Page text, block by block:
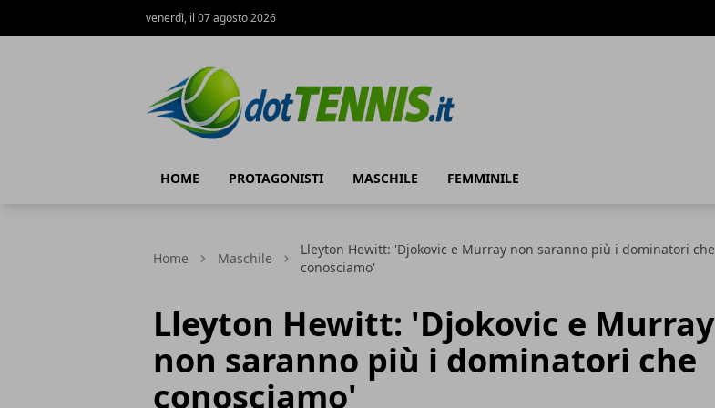
venerdì, il 07 agosto 2026
HOME PROTAGONISTI MASCHILE FEMMINILE
Home Maschile
Lleyton Hewitt: 'Djokovic e Murray non saranno più i dominatori che
conosciamo'
Lleyton Hewitt: 'Djokovic e Murray
non saranno più i dominatori che
conosciamo'